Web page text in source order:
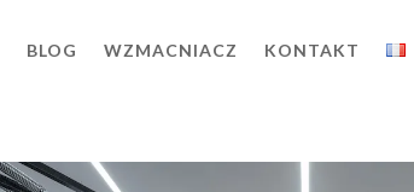
BLOG WZMACNIACZ KONTAKT